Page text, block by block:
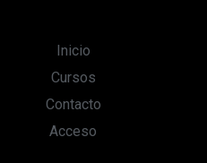
Inicio
Cursos
Contacto
Acceso